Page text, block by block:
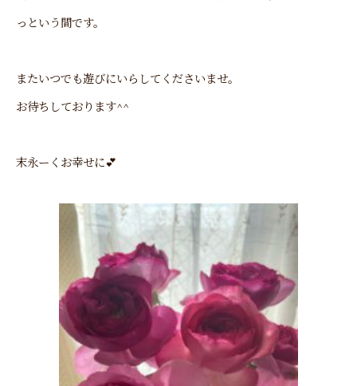
っという間です。
またいつでも遊びにいらしてくださいませ。
お待ちしております^^
末永ーくお幸せに💕